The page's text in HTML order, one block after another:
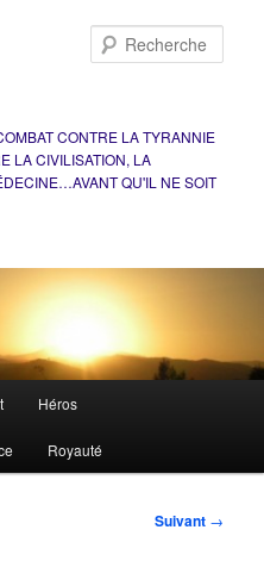
CONTRE LA TYRANNIE
LA CIVILISATION, LA
QU'IL NE SOIT
Héros
Royauté
Suivant →